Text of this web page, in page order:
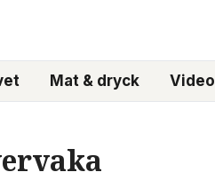
Mat & dryck Video